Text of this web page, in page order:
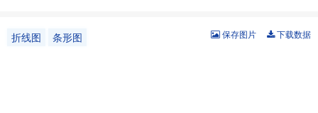
折线图 条形图 下载数据
保存图片